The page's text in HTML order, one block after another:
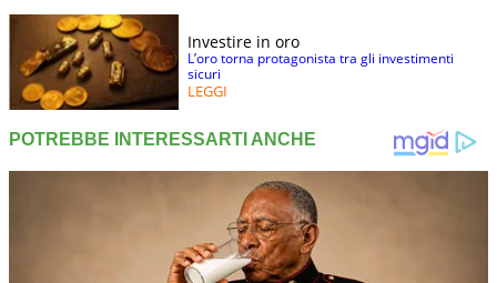
Investire in oro
L’oro torna protagonista tra gli investimenti
sicuri
LEGGI